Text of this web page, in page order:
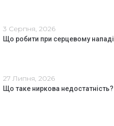
3 Серпня, 2026
Що робити при серцевому нападі
27 Липня, 2026
Що таке ниркова недостатність?